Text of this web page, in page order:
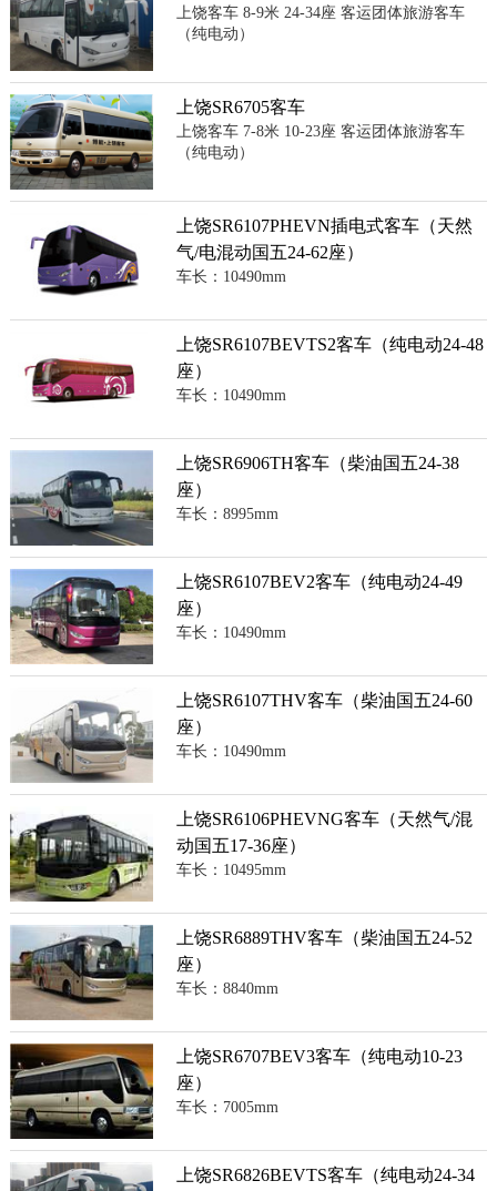
上饶客车 8-9米 24-34座 客运团体旅游客车
（纯电动）
上饶SR6705客车
上饶客车 7-8米 10-23座 客运团体旅游客车
（纯电动）
上饶SR6107PHEVN插电式客车（天然
气/电混动国五24-62座）
车长：10490mm
上饶SR6107BEVTS2客车（纯电动24-48
座）
车长：10490mm
上饶SR6906TH客车（柴油国五24-38
座）
车长：8995mm
上饶SR6107BEV2客车（纯电动24-49
座）
车长：10490mm
上饶SR6107THV客车（柴油国五24-60
座）
车长：10490mm
上饶SR6106PHEVNG客车（天然气/混
动国五17-36座）
车长：10495mm
上饶SR6889THV客车（柴油国五24-52
座）
车长：8840mm
上饶SR6707BEV3客车（纯电动10-23
座）
车长：7005mm
上饶SR6826BEVTS客车（纯电动24-34